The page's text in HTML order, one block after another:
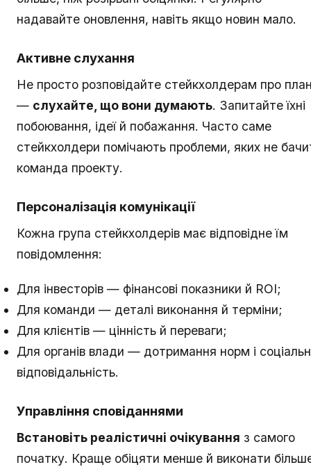
надавайте оновлення, навіть якщо новин мало.
Активне слухання
Не просто розповідайте стейкхолдерам про
— слухайте, що вони думають. Запитайте їхні
побоювання, ідеї й побажання. Часто саме
стейкхолдери помічають проблеми, яких не
команда проекту.
Персоналізація комунікації
Кожна група стейкхолдерів має відповідне їм
повідомлення:
Для інвесторів — фінансові показники й ROI;
Для команди — деталі виконання й терміни;
Для клієнтів — цінність й переваги;
Для органів влади — дотримання норм і
відповідальність.
Управління сповіданнями
Встановіть реалістичні очікування з самого
початку. Краще обіцяти менше й виконати